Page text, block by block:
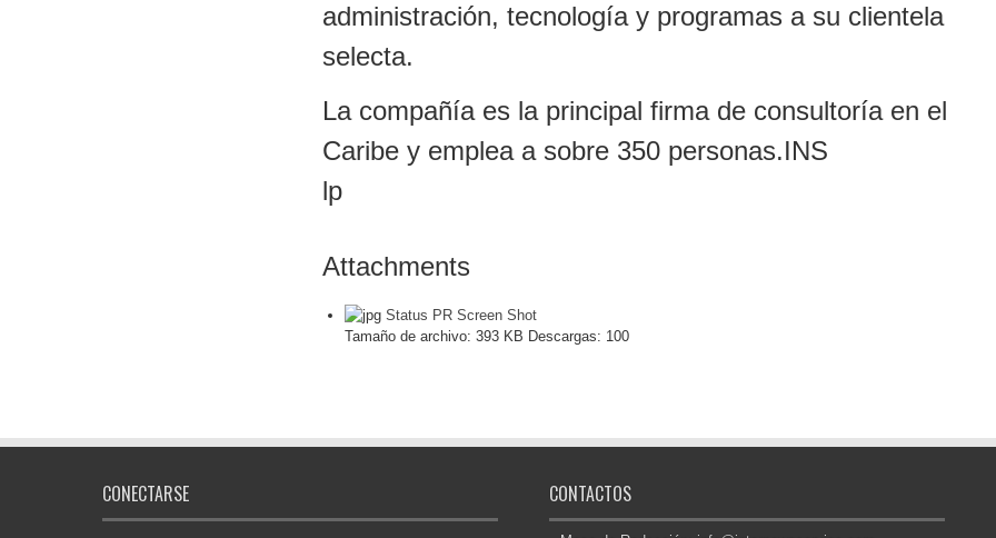
administración, tecnología y programas a su clientela
selecta.
La compañía es la principal firma de consultoría en el
Caribe y emplea a sobre 350 personas.INS
lp
Attachments
Status PR Screen Shot
Tamaño de archivo: 393 KB Descargas: 100
CONECTARSE CONTACTOS